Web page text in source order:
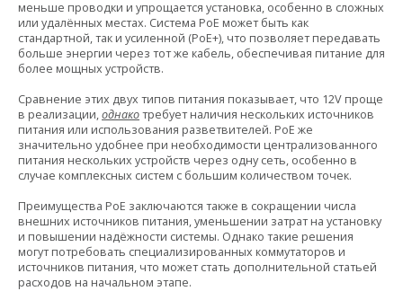
меньше проводки и упрощается установка, особенно в сложных
или удалённых местах. Система PoE может быть как
стандартной, так и усиленной (PoE+), что позволяет передавать
больше энергии через тот же кабель, обеспечивая питание для
более мощных устройств.
Сравнение этих двух типов питания показывает, что 12V проще
в реализации,однакотребует наличия нескольких источников
питания или использования разветвителей. PoE же
значительно удобнее при необходимости централизованного
питания нескольких устройств через одну сеть, особенно в
случае комплексных систем с большим количеством точек.
Преимущества PoE заключаются также в сокращении числа
внешних источников питания, уменьшении затрат на установку
и повышении надёжности системы. Однако такие решения
могут потребовать специализированных коммутаторов и
источников питания, что может стать дополнительной статьей
расходов на начальном этапе.